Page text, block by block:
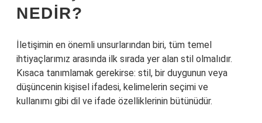
NEDIR?
İletişimin en önemli unsurlarından biri, tüm temel
ihtiyaçlarımız arasında ilk sırada yer alan stil olmalıdır.
Kısaca tanımlamak gerekirse: stil, bir duygunun veya
düşüncenin kişisel ifadesi, kelimelerin seçimi ve
kullanımı gibi dil ve ifade özelliklerinin bütünüdür.